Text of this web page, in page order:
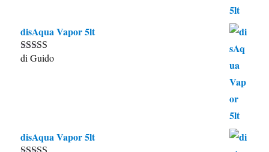
disAqua Vapor 5lt
Valutato
di Guido
disAqua Vapor 5lt